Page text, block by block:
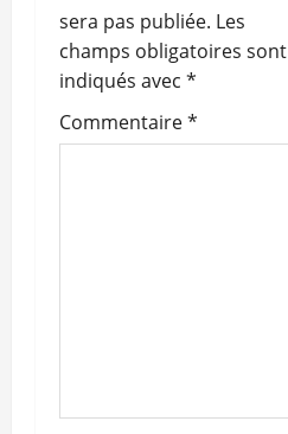
n
d
’
sera pas publiée. Les
champs obligatoires sont
indiqués avec *
Commentaire*